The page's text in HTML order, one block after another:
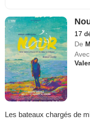
17
De
Avec
Les bateaux chargés de